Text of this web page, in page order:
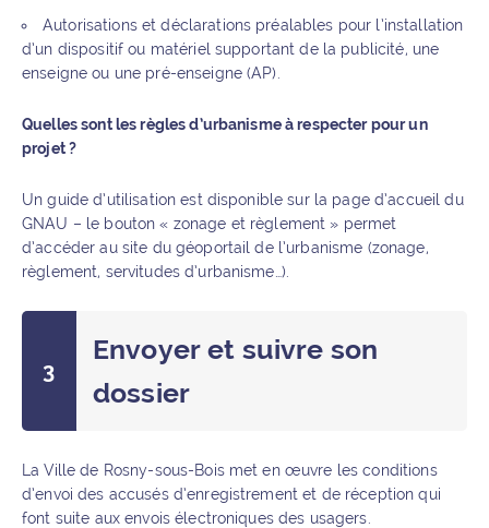
Autorisations et déclarations préalables pour l’installation
d’un dispositif ou matériel supportant de la publicité, une
enseigne ou une pré-enseigne (AP).
Quelles sont les règles d’urbanisme à respecter pour un
projet ?
Un guide d’utilisation est disponible sur la page d’accueil du
GNAU – le bouton « zonage et règlement » permet
d’accéder au site du géoportail de l’urbanisme (zonage,
règlement, servitudes d’urbanisme…).
Envoyer et suivre son
dossier
La Ville de Rosny-sous-Bois met en œuvre les conditions
d’envoi des accusés d’enregistrement et de réception qui
font suite aux envois électroniques des usagers.